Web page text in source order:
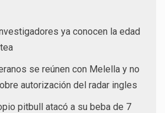
ya conocen la edad
se reúnen con Melella y no
autorización del radar ingles
pitbull atacó a su beba de 7